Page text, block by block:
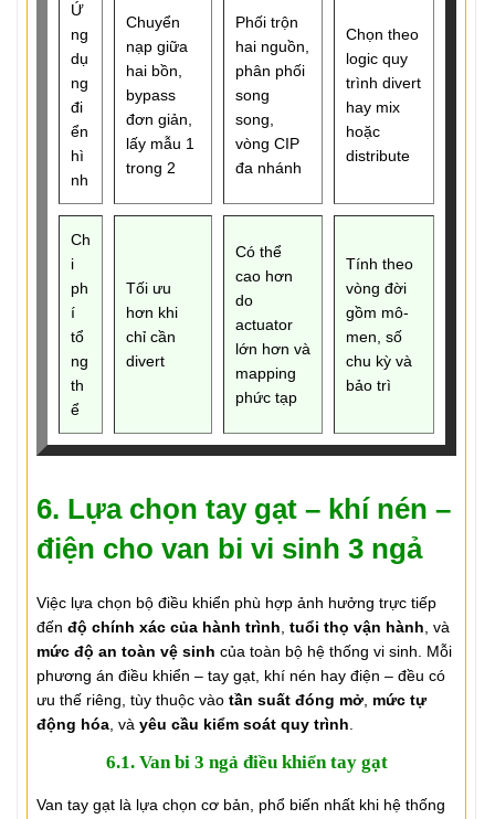
Ứ
ng
dụ
ng
đi
ển
hì
nh
Chuyển
nạp giữa
hai bồn,
bypass
đơn giản,
lấy mẫu 1
trong 2
Phối trộn
hai nguồn,
phân phối
song
song,
vòng CIP
đa nhánh
Chọn theo
logic quy
trình divert
hay mix
hoặc
distribute
Ch
i
ph
í
tổ
ng
th
ể
Tối ưu
hơn khi
chỉ cần
divert
Có thể
cao hơn
do
actuator
lớn hơn và
mapping
phức tạp
Tính theo
vòng đời
gồm mô-
men, số
chu kỳ và
bảo trì
6. Lựa chọn tay gạt – khí nén –
điện cho van bi vi sinh 3 ngả
Việc lựa chọn bộ điều khiển phù hợp ảnh hưởng trực tiếp
đến độ chính xác của hành trình tuổi thọ vận hành , và
mức độ an toàn vệ sinh của toàn bộ hệ thống vi sinh. Mỗi
phương án điều khiển – tay gạt, khí nén hay điện – đều có
ưu thế riêng, tùy thuộc vào tần suất đóng mở, mức tự
động hóa, và yêu cầu kiểm soát quy trình
6.1. Van bi 3 ngả điều khiển tay gạt
Van tay gạt là lựa chọn cơ bản, phổ biến nhất khi hệ thống